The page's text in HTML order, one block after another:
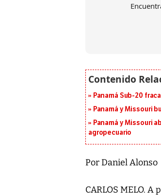
Panamá Sub-20
Panamá y Missouri
Panamá y Missouri
agropecuario
Por Daniel Alonso
CARLOS MELO.